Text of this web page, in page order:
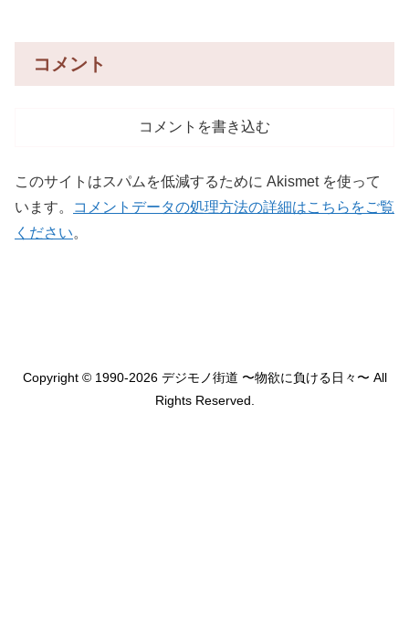
コメント
コメントを書き込む
このサイトはスパムを低減するために Akismet を使って
います。
コメントデータの処理方法の詳細はこちらをご覧
ください。
Copyright © 1990-2026 デジモノ街道 〜物欲に負ける日々〜 All
Rights Reserved.